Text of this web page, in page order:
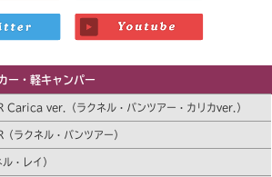
ー・軽キャンパー
ver.（ラクネル・バンツアー・カリカver.）
ラクネル・バンツアー）
・レイ）